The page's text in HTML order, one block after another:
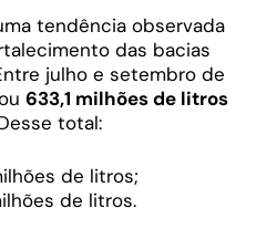
tendência observada
das bacias
julho e setembro de
633,1 milhões de litros
total:
de litros;
de litros.